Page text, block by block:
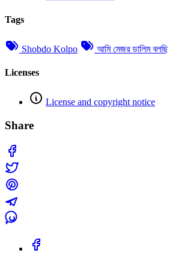
Tags
Shobdo Kolpo আমি মেজর ডালিম বলছি
Licenses
License and copyright notice
Share